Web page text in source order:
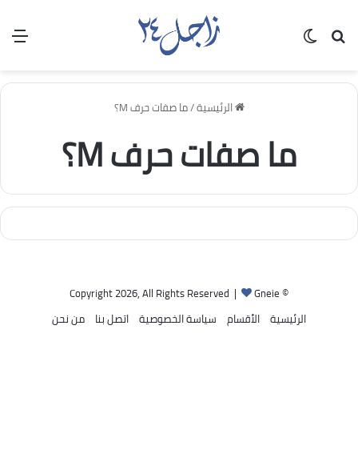
بحث عن
الرئيسية/ما صفات حرف M؟
ما صفات حرف M؟
© Copyright 2026, All Rights Reserved |
Gneie
الرئيسية الأقسام سياسة الخصوصية اتصل بنا من نحن